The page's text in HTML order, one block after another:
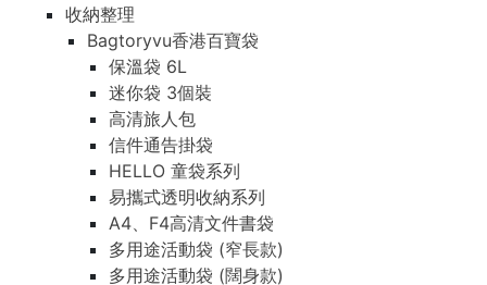
收納整理
Bagtoryvu香港百寶袋
保溫袋 6L
迷你袋 3個裝
高清旅人包
信件通告掛袋
HELLO 童袋系列
易攜式透明收納系列
A4、F4高清文件書袋
多用途活動袋 (窄長款)
多用途活動袋 (闊身款)